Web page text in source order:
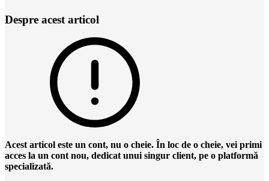
Despre acest articol
Acest articol este un cont, nu o cheie. În loc de o cheie, vei primi
acces la un cont nou, dedicat unui singur client, pe o platformă
specializată.